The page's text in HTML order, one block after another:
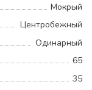
Мокрый
Центробежный
Одинарный
65
35